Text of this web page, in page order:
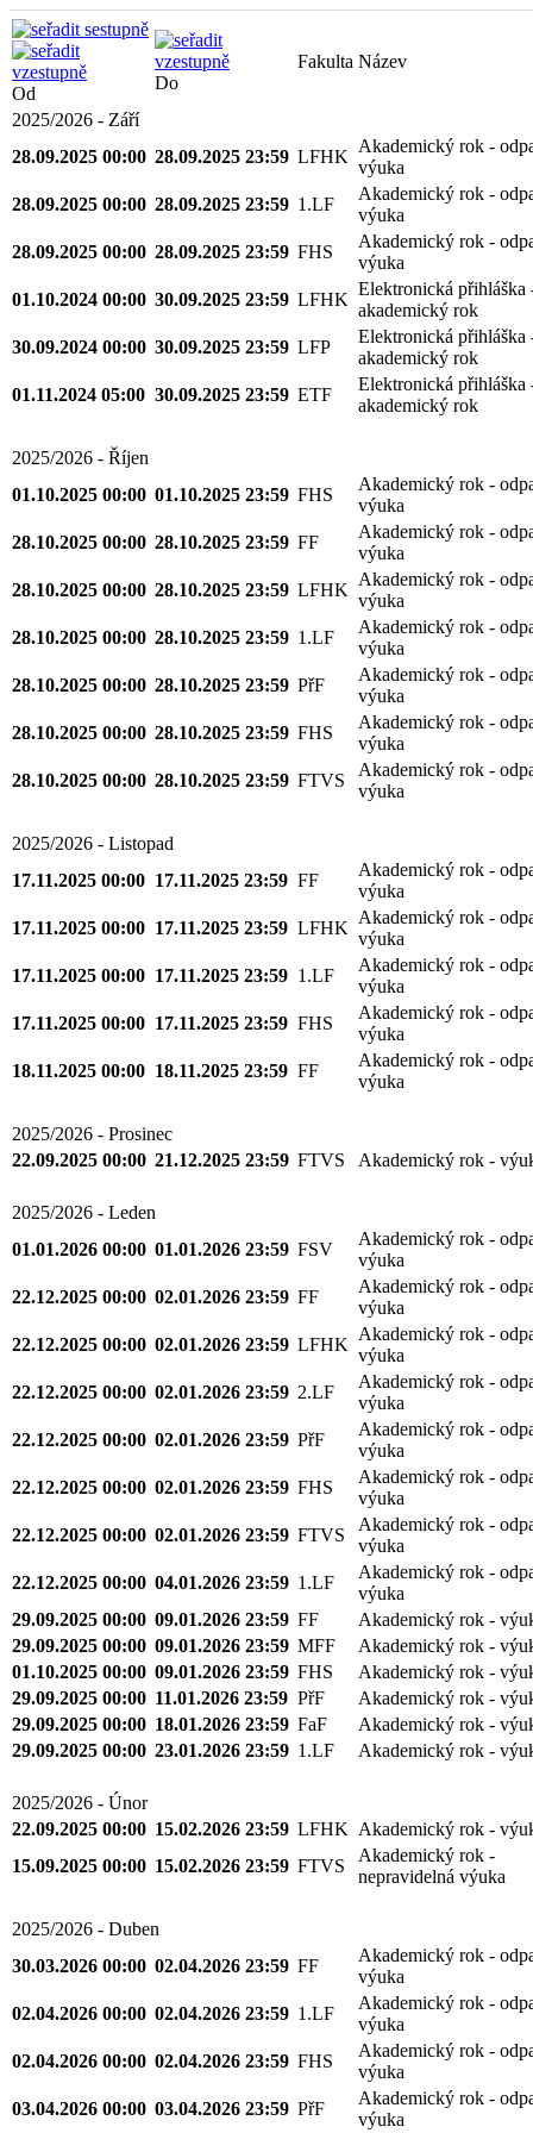
Od Do
Fakulta Název
2025/2026 - Září
28.09.2025 00:00 28.09.2025 23:59 LFHK
Akademický rok -
výuka
28.09.2025 00:00 28.09.2025 23:59 1.LF
Akademický rok -
výuka
28.09.2025 00:00 28.09.2025 23:59 FHS
Akademický rok -
výuka
01.10.2024 00:00 30.09.2025 23:59 LFHK
Elektronická přihláška
akademický rok
30.09.2024 00:00 30.09.2025 23:59 LFP
Elektronická přihláška
akademický rok
01.11.2024 05:00 30.09.2025 23:59 ETF
Elektronická přihláška
akademický rok
2025/2026 - Říjen
01.10.2025 00:00 01.10.2025 23:59 FHS
Akademický rok -
výuka
28.10.2025 00:00 28.10.2025 23:59 FF
Akademický rok -
výuka
28.10.2025 00:00 28.10.2025 23:59 LFHK
Akademický rok -
výuka
28.10.2025 00:00 28.10.2025 23:59 1.LF
Akademický rok -
výuka
28.10.2025 00:00 28.10.2025 23:59 PřF
Akademický rok -
výuka
28.10.2025 00:00 28.10.2025 23:59 FHS
Akademický rok -
výuka
28.10.2025 00:00 28.10.2025 23:59 FTVS
Akademický rok -
výuka
2025/2026 - Listopad
17.11.2025 00:00 17.11.2025 23:59 FF
Akademický rok -
výuka
17.11.2025 00:00 17.11.2025 23:59 LFHK
Akademický rok -
výuka
17.11.2025 00:00 17.11.2025 23:59 1.LF
Akademický rok -
výuka
17.11.2025 00:00 17.11.2025 23:59 FHS
Akademický rok -
výuka
18.11.2025 00:00 18.11.2025 23:59 FF
Akademický rok -
výuka
2025/2026 - Prosinec
22.09.2025 00:00 21.12.2025 23:59 FTVS Akademický rok -
2025/2026 - Leden
01.01.2026 00:00 01.01.2026 23:59 FSV
Akademický rok -
výuka
22.12.2025 00:00 02.01.2026 23:59 FF
Akademický rok -
výuka
22.12.2025 00:00 02.01.2026 23:59 LFHK
Akademický rok -
výuka
22.12.2025 00:00 02.01.2026 23:59 2.LF
Akademický rok -
výuka
22.12.2025 00:00 02.01.2026 23:59 PřF
Akademický rok -
výuka
22.12.2025 00:00 02.01.2026 23:59 FHS
Akademický rok -
výuka
22.12.2025 00:00 02.01.2026 23:59 FTVS
Akademický rok -
výuka
22.12.2025 00:00 04.01.2026 23:59 1.LF
Akademický rok -
výuka
29.09.2025 00:00 09.01.2026 23:59 FF
Akademický rok -
29.09.2025 00:00 09.01.2026 23:59 MFF
Akademický rok -
01.10.2025 00:00 09.01.2026 23:59 FHS
Akademický rok -
29.09.2025 00:00 11.01.2026 23:59 PřF
Akademický rok -
29.09.2025 00:00 18.01.2026 23:59 FaF
Akademický rok -
29.09.2025 00:00 23.01.2026 23:59 1.LF Akademický rok -
2025/2026 - Únor
22.09.2025 00:00 15.02.2026 23:59 LFHK Akademický rok -
15.09.2025 00:00 15.02.2026 23:59 FTVS
Akademický rok -
nepravidelná výuka
2025/2026 - Duben
30.03.2026 00:00 02.04.2026 23:59 FF
Akademický rok -
výuka
02.04.2026 00:00 02.04.2026 23:59 1.LF
Akademický rok -
výuka
02.04.2026 00:00 02.04.2026 23:59 FHS
Akademický rok -
výuka
03.04.2026 00:00 03.04.2026 23:59 PřF
Akademický rok -
výuka